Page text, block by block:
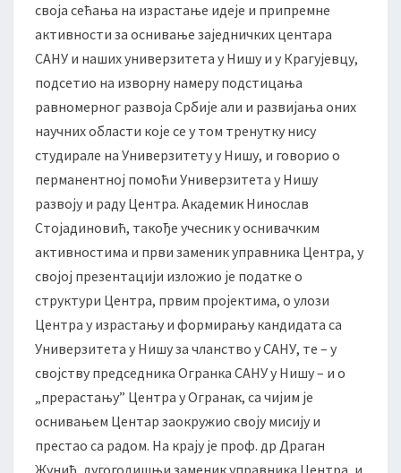
Н
У
и
У
н
и
в
е
р
и
т
е
т
а
Н
и
ш
у
9
9
своја сећања на израстање идеје и припремне
активности за оснивање заједничких центара
САНУ и наших универзитета у Нишу и у Крагујевцу,
подсетио на изворну намеру подстицања
равномерног развоја Србије али и развијања оних
научних области које се у том тренутку нису
студирале на Универзитету у Нишу, и говорио о
перманентној помоћи Универзитета у Нишу
развоју и раду Центра. Академик Нинослав
Стојадиновић, такође учесник у оснивачким
активностима и први заменик управника Центра, у
својој презентацији изложио је податке о
структури Центра, првим пројектима, о улози
Центра у израстању и формирању кандидата са
Универзитета у Нишу за чланство у САНУ, те – у
својству председника Огранка САНУ у Нишу – и о
„прерастању” Центра у Огранак, са чијим је
оснивањем Центар заокружио своју мисију и
престао са радом. На крају је проф. др Драган